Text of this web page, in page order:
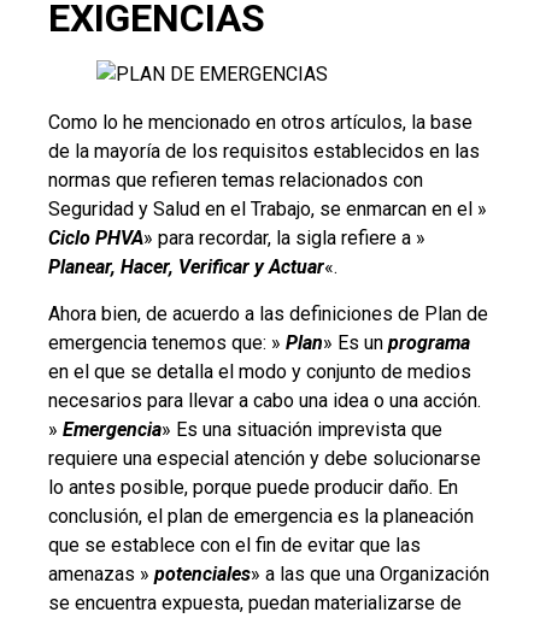
EXIGENCIAS
Como lo he mencionado en otros artículos, la base
de la mayoría de los requisitos establecidos en las
normas que refieren temas relacionados con
Seguridad y Salud en el Trabajo, se enmarcan en el »
Ciclo PHVA» para recordar, la sigla refiere a »
Planear, Hacer, Verificar y Actuar«.
Ahora bien, de acuerdo a las definiciones de Plan de
emergencia tenemos que: » Plan» Es un programa
en el que se detalla el modo y conjunto de medios
necesarios para llevar a cabo una idea o una acción.
» Emergencia» Es una situación imprevista que
requiere una especial atención y debe solucionarse
lo antes posible, porque puede producir daño. En
conclusión, el plan de emergencia es la planeación
que se establece con el fin de evitar que las
amenazas » potenciales» a las que una Organización
se encuentra expuesta, puedan materializarse de